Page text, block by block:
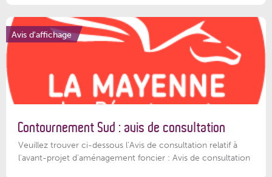
Avis d'affichage
Contournement Sud : avis de consultation
Veuillez trouver ci-dessous l’Avis de consultation relatif à
l'avant-projet d'aménagement foncier : Avis de consultation